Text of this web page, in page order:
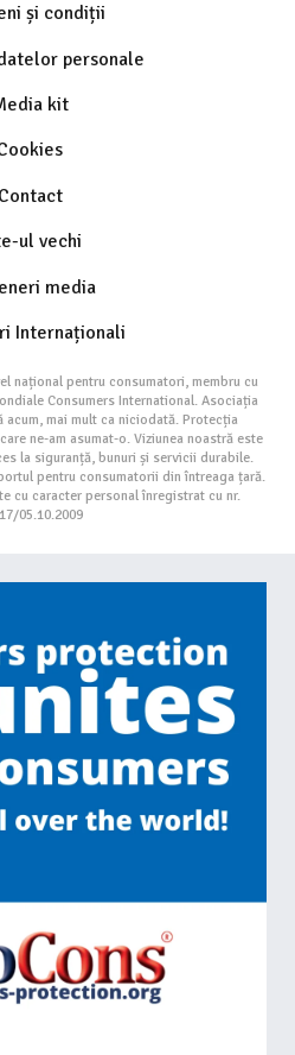
și condiții
personale
kit
Contact
ul vechi
media
Internaționali
național pentru consumatori, membru cu
Consumers International. Asociația
acum, mai mult ca niciodată. Protecția
ne-am asumat-o. Viziunea noastră este
la siguranță, bunuri și servicii durabile.
pentru consumatorii din întreaga țară.
cu caracter personal înregistrat cu nr.
05.10.2009